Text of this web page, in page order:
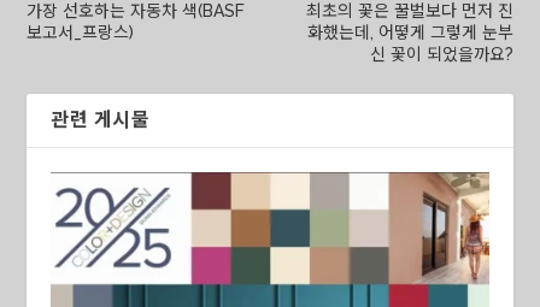
가장 선호하는 자동차 색(BASF
보고서_프랑스)
최초의 꽃은 꿀벌보다 먼저 진
화했는데, 어떻게 그렇게 눈부
신 꽃이 되었을까요?
관련 게시물